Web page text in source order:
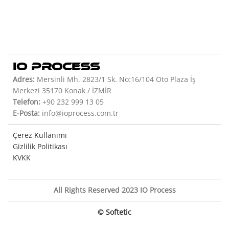
IO PROCESS
Adres: Mersinli Mh. 2823/1 Sk. No:16/104 Oto Plaza İş
Merkezi 35170 Konak / İZMİR
Telefon: +90 232 999 13 05
E-Posta: info@ioprocess.com.tr
Çerez Kullanımı
Gizlilik Politikası
KVKK
All Rights Reserved 2023 IO Process
© Softetic